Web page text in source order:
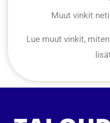
Muut vinkit
Lue muut vinkit,